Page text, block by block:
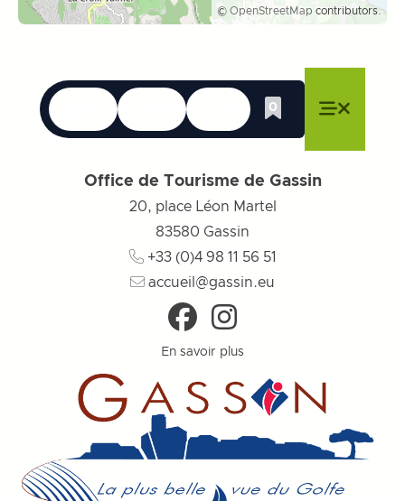
© OpenStreetMap contributors.
Langues
Fermer le menu
Accessibilité
Fermer le menu
Recherche
Fermer le menu
0
Liste de
Office de Tourisme de Gassin
20, place Léon Martel
83580 Gassin
+33 (0)4 98 11 56 51
accueil@gassin.eu
En savoir plus